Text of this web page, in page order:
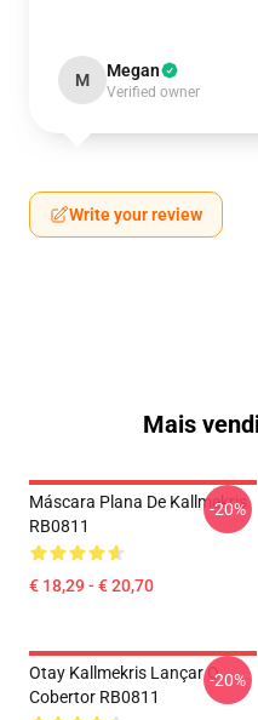
M Megan
Verified owner
Write your review
Mais
Máscara Plana De Kallmekris
RB0811
€ 18,29 - € 20,70
-20%
Otay Kallmekris Lançar O
Cobertor RB0811
-20%